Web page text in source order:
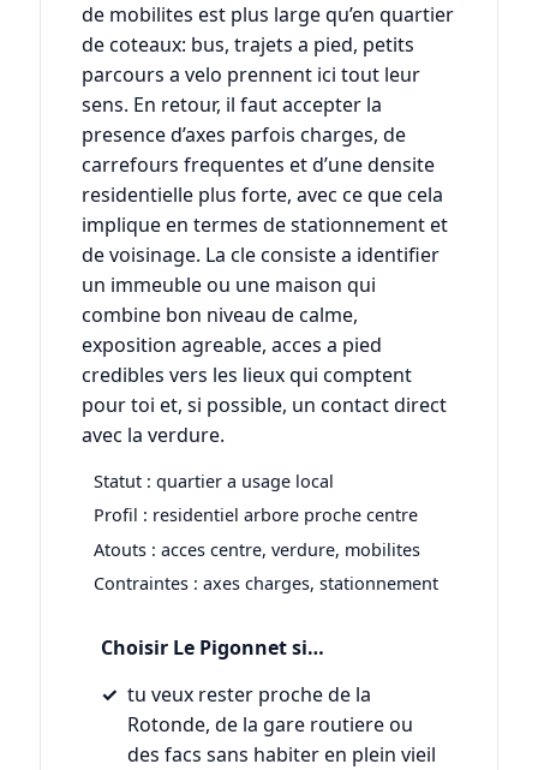
de mobilites est plus large qu’en quartier
de coteaux: bus, trajets a pied, petits
parcours a velo prennent ici tout leur
sens. En retour, il faut accepter la
presence d’axes parfois charges, de
carrefours frequentes et d’une densite
residentielle plus forte, avec ce que cela
implique en termes de stationnement et
de voisinage. La cle consiste a identifier
un immeuble ou une maison qui
combine bon niveau de calme,
exposition agreable, acces a pied
credibles vers les lieux qui comptent
pour toi et, si possible, un contact direct
avec la verdure.
Statut : quartier a usage local
Profil : residentiel arbore proche centre
Atouts : acces centre, verdure, mobilites
Contraintes : axes charges, stationnement
Choisir Le Pigonnet si…
tu veux rester proche de la
Rotonde, de la gare routiere ou
des facs sans habiter en plein vieil